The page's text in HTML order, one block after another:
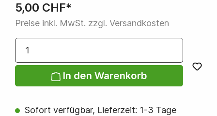
5,00 CHF*
Preise inkl. MwSt. zzgl. Versandkosten
Sofort verfügbar, Lieferzeit: 1-3 Tage
In den Warenkorb